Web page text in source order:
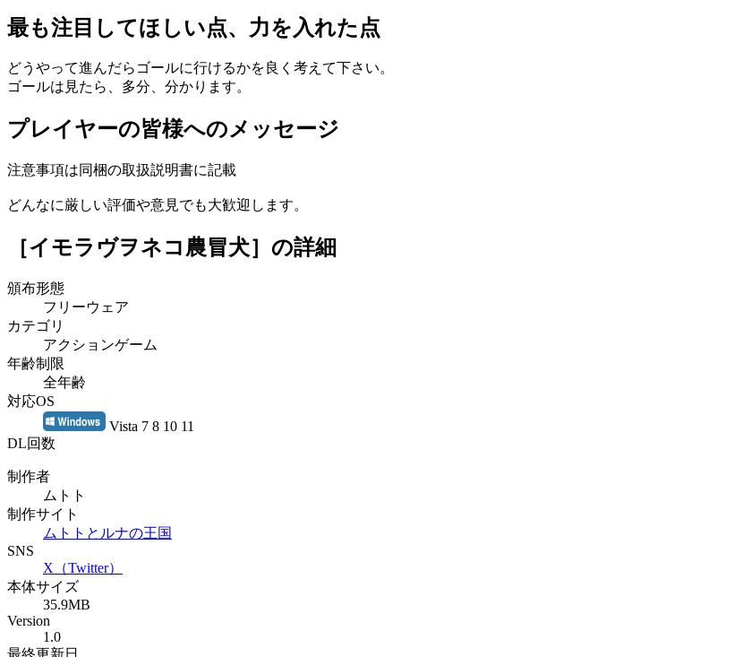
最も注目してほしい点、力を入れた点
どうやって進んだらゴールに行けるかを良く考えて下さい。
ゴールは見たら、多分、分かります。
プレイヤーの皆様へのメッセージ
注意事項は同梱の取扱説明書に記載
どんなに厳しい評価や意見でも大歓迎します。
［イモラヴヲネコ農冒犬］ の詳細
頒布形態
フリーウェア
カテゴリ
アクションゲーム
年齢制限
全年齢
対応OS
Vista 7 8 10 11
DL回数
制作者
ムトト
制作サイト
ムトトとルナの王国
SNS
X（Twitter）
本体サイズ
35.9MB
Version
1.0
最終更新日